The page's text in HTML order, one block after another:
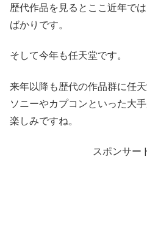
歴代作品を見るとここ近年で
ばかりです。
そして今年も任天堂です。
来年以降も歴代の作品群に任
ソニーやカプコンといった大
楽しみですね。
スポンサー